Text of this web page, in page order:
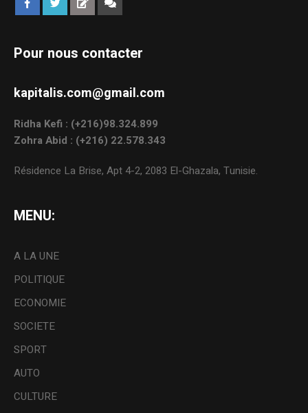
Pour nous contacter
kapitalis.com@gmail.com
Ridha Kefi : (+216)98.324.899
Zohra Abid : (+216) 22.578.343
Résidence La Brise, Apt 4-2, 2083 El-Ghazala, Tunisie.
MENU:
A LA UNE
POLITIQUE
ECONOMIE
SOCIETE
SPORT
AUTO
CULTURE